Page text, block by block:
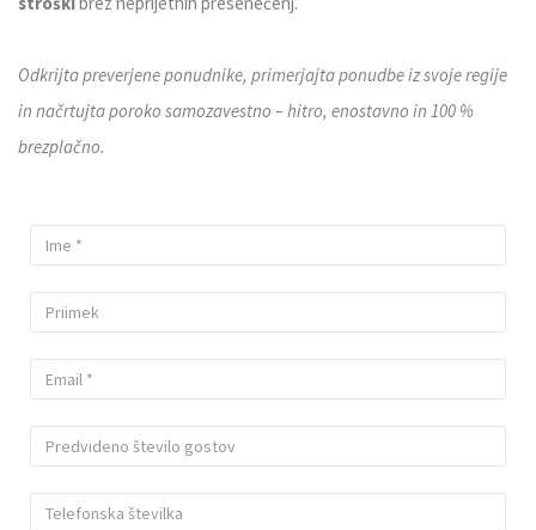
Odkrijta preverjene ponudnike, primerjajta ponudbe iz svoje regije
in načrtujta poroko samozavestno – hitro, enostavno in 100 %
brezplačno.